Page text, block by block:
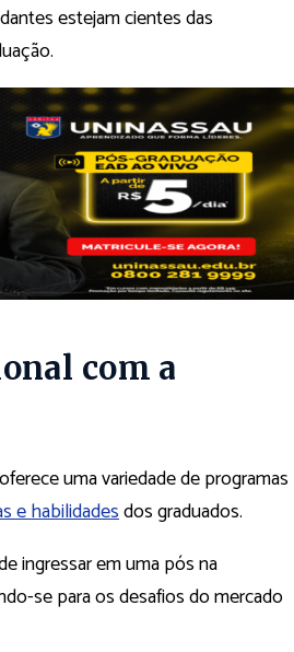
estejam cientes das
com a
uma variedade de programas
e habilidadesdos graduados.
ingressar em uma pós na
se para os desafios do mercado